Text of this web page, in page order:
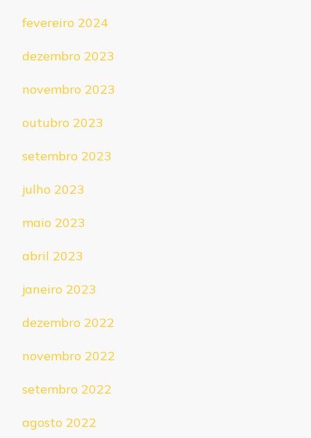
fevereiro 2024
dezembro 2023
novembro 2023
outubro 2023
setembro 2023
julho 2023
maio 2023
abril 2023
janeiro 2023
dezembro 2022
novembro 2022
setembro 2022
agosto 2022